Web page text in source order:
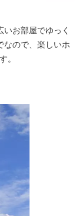
お部屋でゆっく
なので、楽しいホ
。